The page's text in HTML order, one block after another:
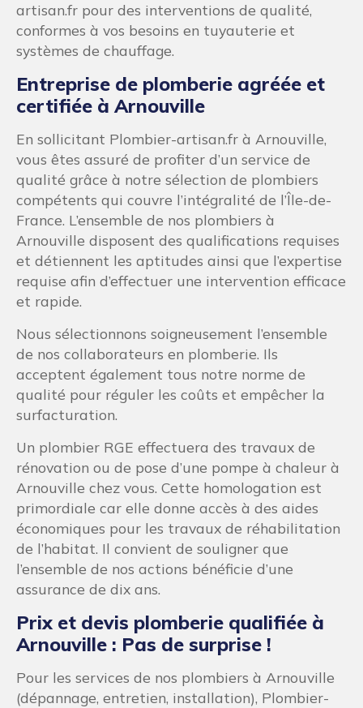
artisan.fr pour des interventions de qualité,
conformes à vos besoins en tuyauterie et
systèmes de chauffage.
Entreprise de plomberie agréée et
certifiée à Arnouville
En sollicitant Plombier-artisan.fr à Arnouville,
vous êtes assuré de profiter d’un service de
qualité grâce à notre sélection de plombiers
compétents qui couvre l’intégralité de l’Île-de-
France. L’ensemble de nos plombiers à
Arnouville disposent des qualifications requises
et détiennent les aptitudes ainsi que l’expertise
requise afin d’effectuer une intervention efficace
et rapide.
Nous sélectionnons soigneusement l’ensemble
de nos collaborateurs en plomberie. Ils
acceptent également tous notre norme de
qualité pour réguler les coûts et empêcher la
surfacturation.
Un plombier RGE effectuera des travaux de
rénovation ou de pose d’une pompe à chaleur à
Arnouville chez vous. Cette homologation est
primordiale car elle donne accès à des aides
économiques pour les travaux de réhabilitation
de l’habitat. Il convient de souligner que
l’ensemble de nos actions bénéficie d’une
assurance de dix ans.
Prix et devis plomberie qualifiée à
Arnouville : Pas de surprise !
Pour les services de nos plombiers à Arnouville
(dépannage, entretien, installation), Plombier-